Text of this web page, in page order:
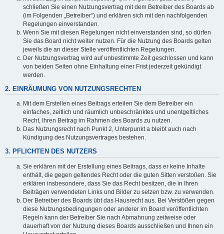
schließen Sie einen Nutzungsvertrag mit dem Betreiber des Boards ab
(im Folgenden „Betreiber“) und erklären sich mit den nachfolgenden
Regelungen einverstanden.
Wenn Sie mit diesen Regelungen nicht einverstanden sind, so dürfen
Sie das Board nicht weiter nutzen. Für die Nutzung des Boards gelten
jeweils die an dieser Stelle veröffentlichten Regelungen.
Der Nutzungsvertrag wird auf unbestimmte Zeit geschlossen und kann
von beiden Seiten ohne Einhaltung einer Frist jederzeit gekündigt
werden.
2. EINRÄUMUNG VON NUTZUNGSRECHTEN
Mit dem Erstellen eines Beitrags erteilen Sie dem Betreiber ein
einfaches, zeitlich und räumlich unbeschränktes und unentgeltliches
Recht, Ihren Beitrag im Rahmen des Boards zu nutzen.
Das Nutzungsrecht nach Punkt 2, Unterpunkt a bleibt auch nach
Kündigung des Nutzungsvertrages bestehen.
3. PFLICHTEN DES NUTZERS
Sie erklären mit der Erstellung eines Beitrags, dass er keine Inhalte
enthält, die gegen geltendes Recht oder die guten Sitten verstoßen. Sie
erklären insbesondere, dass Sie das Recht besitzen, die in Ihren
Beiträgen verwendeten Links und Bilder zu setzen bzw. zu verwenden.
Der Betreiber des Boards übt das Hausrecht aus. Bei Verstößen gegen
diese Nutzungsbedingungen oder anderer im Board veröffentlichten
Regeln kann der Betreiber Sie nach Abmahnung zeitweise oder
dauerhaft von der Nutzung dieses Boards ausschließen und Ihnen ein